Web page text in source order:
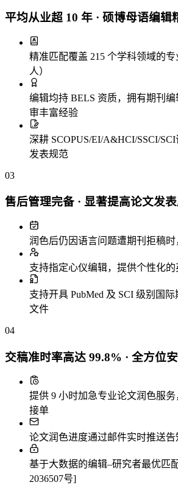
平均从业超 10 年 · 硕博母语编辑
精准匹配覆盖 215 个学科领域的
人）
编辑均持 BELS 资质，拥有期刊
审丰富经验
深耕 SCOPUS/EI/A&HCI/SSCI/
发表规范
03
售后管理完备 · 显著提高论文发
润色后仍因语言问题遭期刊拒稿
支持指定心仪编辑，提供个性化
支持开具 PubMed 及 SCI 级别国
文件
04
交稿准时率高达 99.8% · 全方位
提供 9 小时加急专业论文润色服务
接单
论文润色进度通过邮件实时推送告
基于大数据的编辑–研究者最优匹
2036507号]